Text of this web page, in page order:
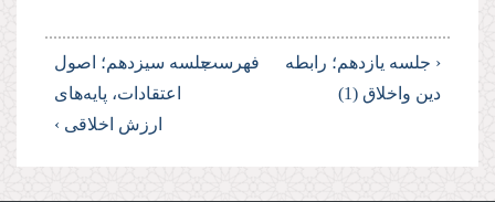
‹ جلسه یازدهم؛ رابطه
دین واخلاق (1)
فهرستجلسه سیزدهم؛ اصول
اعتقادات، پایه‌های
ارزش اخلاقی ›